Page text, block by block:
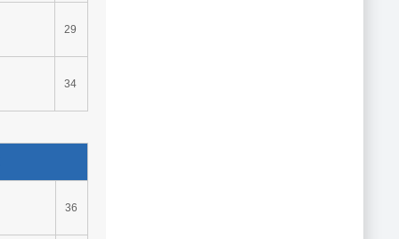
29
34
36